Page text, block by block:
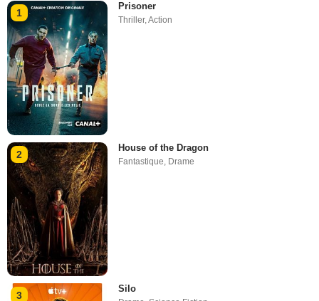
1
Prisoner
Thriller,Action
2
House of the Dragon
Fantastique Drame
3
Silo